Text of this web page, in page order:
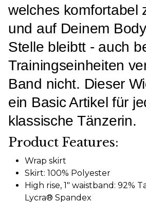
welches komfortabel
und auf Deinem
Stelle bleibtt - auch
Trainingseinheiten
Band nicht. Dieser
ein Basic Artikel für
klassische Tänzerin.
Product Features:
Wrap skirt
Skirt: 100% Polyester
High rise, 1" waistband: 92%
Lycra® Spandex